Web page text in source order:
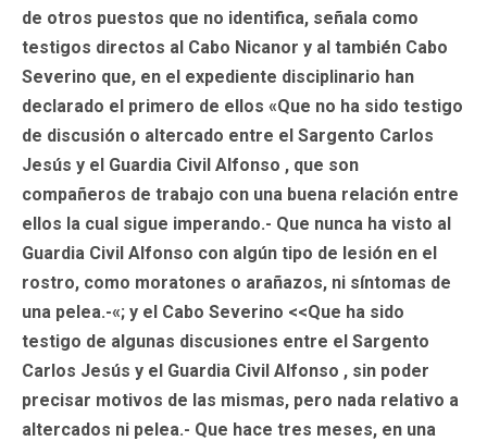
de otros puestos que no identifica, señala como
testigos directos al Cabo Nicanor y al también Cabo
Severino que, en el expediente disciplinario han
declarado el primero de ellos «Que no ha sido testigo
de discusión o altercado entre el Sargento Carlos
Jesús y el Guardia Civil Alfonso , que son
compañeros de trabajo con una buena relación entre
ellos la cual sigue imperando.- Que nunca ha visto al
Guardia Civil Alfonso con algún tipo de lesión en el
rostro, como moratones o arañazos, ni síntomas de
una pelea.-«; y el Cabo Severino <<Que ha sido
testigo de algunas discusiones entre el Sargento
Carlos Jesús y el Guardia Civil Alfonso , sin poder
precisar motivos de las mismas, pero nada relativo a
altercados ni pelea.- Que hace tres meses, en una